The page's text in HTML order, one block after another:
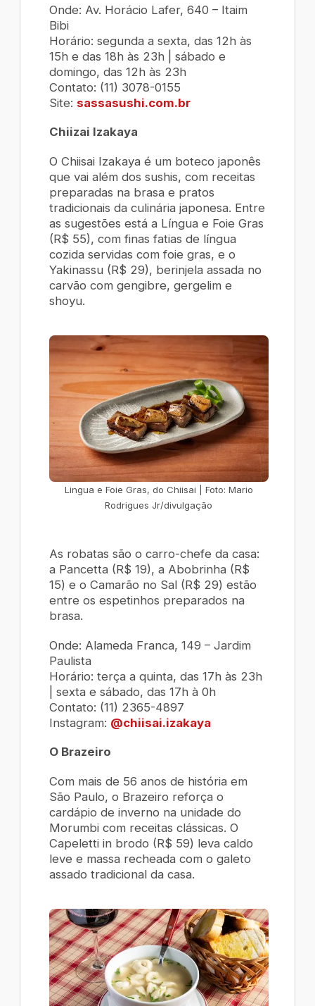
Onde: Av. Horácio Lafer, 640 – Itaim
Bibi
Horário: segunda a sexta, das 12h às
15h e das 18h às 23h | sábado e
domingo, das 12h às 23h
Contato: (11) 3078-0155
Site: sassasushi.com.br
Chiizai Izakaya
O Chiisai Izakaya é um boteco japonês
que vai além dos sushis, com receitas
preparadas na brasa e pratos
tradicionais da culinária japonesa. Entre
as sugestões está a Língua e Foie Gras
(R$ 55), com finas fatias de língua
cozida servidas com foie gras, e o
Yakinassu (R$ 29), berinjela assada no
carvão com gengibre, gergelim e
shoyu.
Lingua e Foie Gras, do Chiisai | Foto: Mario
Rodrigues Jr/divulgação
As robatas são o carro-chefe da casa:
a Pancetta (R$ 19), a Abobrinha (R$
15) e oCamarão no Sal (R$ 29) estão
entre os espetinhos preparados na
brasa.
Onde: Alameda Franca, 149 – Jardim
Paulista
Horário: terça a quinta, das 17h às 23h
| sexta e sábado, das 17h à 0h
Contato: (11) 2365-4897
Instagram: @chiisai.izakaya
O Brazeiro
Com mais de 56 anos de história em
São Paulo, o Brazeiro reforça o
cardápio de inverno na unidade do
Morumbi com receitas clássicas. O
Capeletti in brodo (R$ 59) leva caldo
leve e massa recheada com o galeto
assado tradicional da casa.